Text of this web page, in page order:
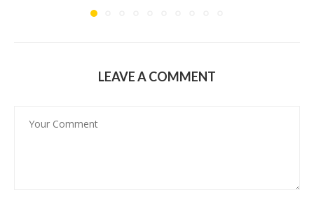
LEAVE A COMMENT